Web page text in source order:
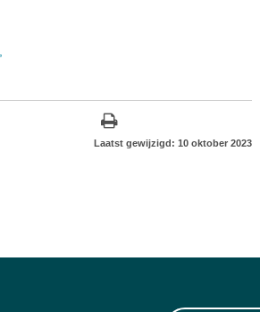
Laatst gewijzigd: 10 oktober 2023